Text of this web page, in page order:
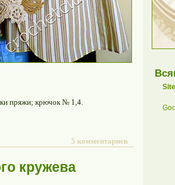
пряжи; крючок № 1,4.
5 комментариев
кружева